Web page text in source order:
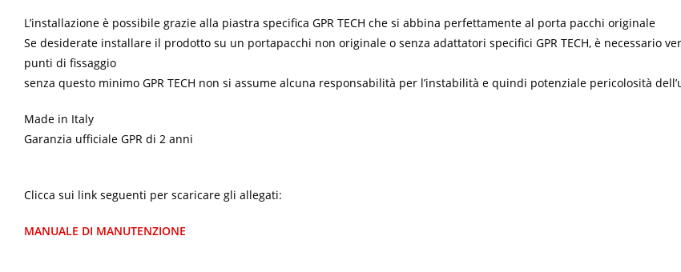
L’installazione è possibile grazie alla piastra specifica GPR TECH che si abbina perfettamente al porta pacchi originale
Se desiderate installare il prodotto su un portapacchi non originale o senza adattatori specifici GPR TECH, è necessario
punti di fissaggio
senza questo minimo GPR TECH non si assume alcuna responsabilità per l’instabilità e quindi potenziale pericolosità
Made in Italy
Garanzia ufficiale GPR di 2 anni
Clicca sui link seguenti per scaricare gli allegati:
MANUALE DI MANUTENZIONE